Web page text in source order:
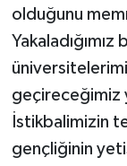
olduğunu
geçireceğimiz
İstikbalimizin
gençliğinin